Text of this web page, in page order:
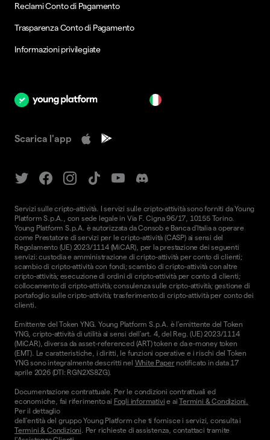
Reclami Conto di Pagamento
Trasparenza Conto di Pagamento
Informazioni privilegiate
Scarica l'app
Servizi sulle cripto-attività. I servizi sulle cripto-attività sono forniti da Young
Platform S.p.A., con sede legale in Via F. Cigna 96/17, 10155 Torino.
Young Platform S.p.A. è autorizzata da Consob e Banca d'Italia a operare
come Prestatore di servizi per le cripto-attività (CASP) ai sensi del
Regolamento (UE) 2023/1114 (MiCAR), per la prestazione dei seguenti
servizi: custodia e amministrazione di cripto-attività per conto di clienti;
scambio di cripto-attività con fondi; scambio di cripto-attività con altre
cripto-attività; esecuzione di ordini di cripto-attività per conto di clienti;
collocamento di cripto-attività; consulenza sulle cripto-attività; gestione di
portafoglio sulle cripto-attività; trasferimento di cripto-attività per conto dei
clienti.
Emittente del Token YNG. Young Platform S.p.A. è l'emittente del Token
YNG, cripto-attività di utilità ai sensi dell'art. 4, del Reg. (UE) 2023/1114
(MiCAR), diversa da asset-referenced (ART) token e da e-money token
(EMT). Le caratteristiche, i diritti, le funzioni operative e i rischi del Token
YNG sono integralmente descritti nel White Papernotificato in data 17
aprile 2026 (DTI: RGN2XS8ZG).
Documentazione contrattuale. Per le condizioni contrattuali ed
economiche, fai riferimento ai Fogli informativi e aiTermini & Condizioni.
Per il dettaglio
dell'entità del gruppo Young Platform che ti fornisce i servizi, consulta i
Termini & Condizioni . Per richieste di assistenza, contattaci tramite